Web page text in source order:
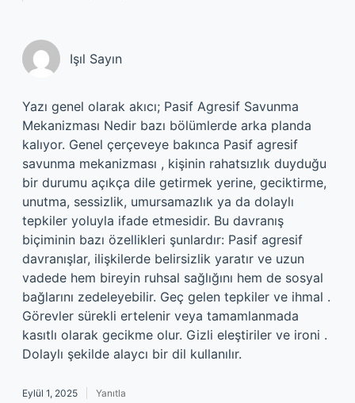
Işıl Sayın
Yazı genel olarak akıcı; Pasif Agresif Savunma
Mekanizması Nedir bazı bölümlerde arka planda
kalıyor. Genel çerçeveye bakınca Pasif agresif
savunma mekanizması , kişinin rahatsızlık duyduğu
bir durumu açıkça dile getirmek yerine, geciktirme,
unutma, sessizlik, umursamazlık ya da dolaylı
tepkiler yoluyla ifade etmesidir. Bu davranış
biçiminin bazı özellikleri şunlardır: Pasif agresif
davranışlar, ilişkilerde belirsizlik yaratır ve uzun
vadede hem bireyin ruhsal sağlığını hem de sosyal
bağlarını zedeleyebilir. Geç gelen tepkiler ve ihmal .
Görevler sürekli ertelenir veya tamamlanmada
kasıtlı olarak gecikme olur. Gizli eleştiriler ve ironi .
Dolaylı şekilde alaycı bir dil kullanılır.
Eylül 1, 2025 Yanıtla